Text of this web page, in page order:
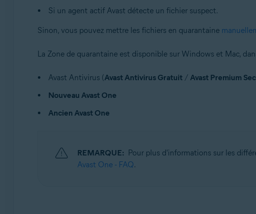
Si un agent actif Avast détecte un fichier suspect.
Sinon, vous pouvez mettre les fichiers en quarantaine
La Zone de quarantaine est disponible sur Windows et Mac,
Avast Antivirus (Avast Antivirus Gratuit / Avast Premium
Nouveau Avast One
Ancien Avast One
REMARQUE: Pour plus d'informations sur les
Avast One - FAQ.